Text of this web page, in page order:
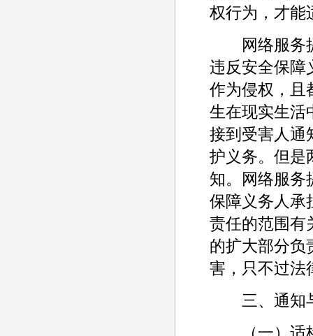
权行为，才能
网络服务提
违反安全保障
作为侵权，且
生在现实生活
接到受害人通
护义务。但是
知。网络服务
保障义务人承
责任的范围有
的扩大部分负
害，只不过法
三、通知
（一）适